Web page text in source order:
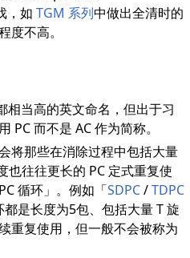
，如 TGM 系列中做出全清时的
度不高。
相当高的英文命名，但出于习
PC 而不是 AC 作为简称。
将那些在消除过程中包括大量
也往往更长的 PC 定式重复使
循环」。例如「SDPC/TDPC
都是长度为5包、包括大量 T 旋
重复使用，但一般不会被称为